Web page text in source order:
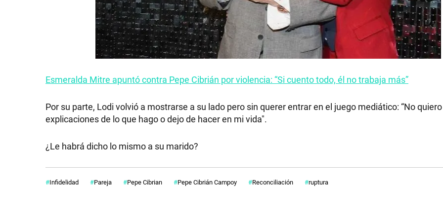
Esmeralda Mitre apuntó contra Pepe Cibrián por violencia: “Si cuento todo, él no trabaja más”
Por su parte, Lodi volvió a mostrarse a su lado pero sin querer entrar en el juego mediático: “No
explicaciones de lo que hago o dejo de hacer en mi vida".
¿Le habrá dicho lo mismo a su marido?
Infidelidad Pareja Pepe Cibrian Pepe Cibrián Campoy Reconciliación ruptura